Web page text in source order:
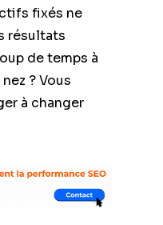
fixés ne
résultats
de temps à
? Vous
à changer